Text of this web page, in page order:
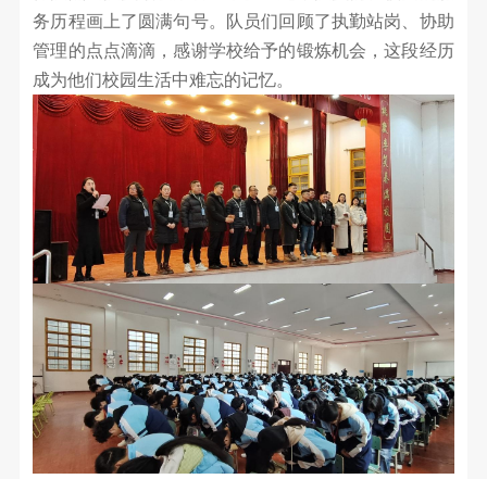
务历程画上了圆满句号。队员们回顾了执勤站岗、协助
管理的点点滴滴，感谢学校给予的锻炼机会，这段经历
成为他们校园生活中难忘的记忆。